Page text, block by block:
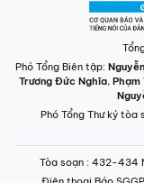
Phó Tổng Biên tập:
Trương Đức Nghĩa, Phạm
Phó Tổng Thư ký tòa
Tòa soạn : 432-434